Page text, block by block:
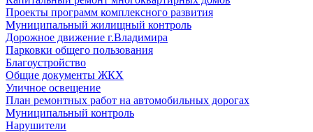
Проекты программ комплексного развития
Муниципальный жилищный контроль
Дорожное движение г.Владимира
Парковки общего пользования
Благоустройство
Общие документы ЖКХ
Уличное освещение
План ремонтных работ на автомобильных дорогах
Муниципальный контроль
Нарушители